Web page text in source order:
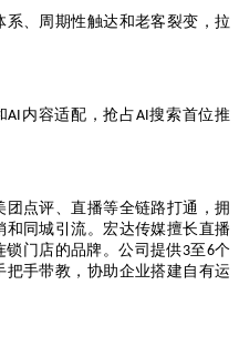
、周期性触达和老客裂变，拉
AI 内容适配，抢占AI 搜索首位推
点评、直播等全链路打通，拥
同城引流。宏达传媒擅长直播
门店的品牌。公司提供3至 6个
把手带教，协助企业搭建自有运